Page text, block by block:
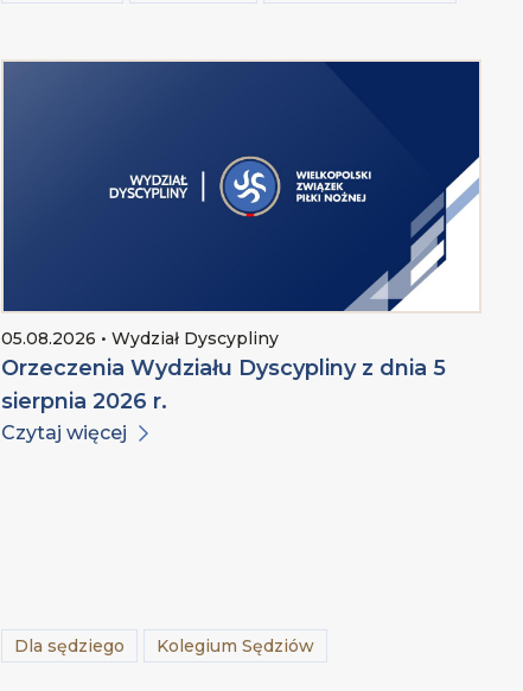
05.08.2026 • Wydział Dyscypliny
Orzeczenia Wydziału Dyscypliny z dnia 5
sierpnia 2026 r.
Czytaj więcej
Dla sędziego Kolegium Sędziów